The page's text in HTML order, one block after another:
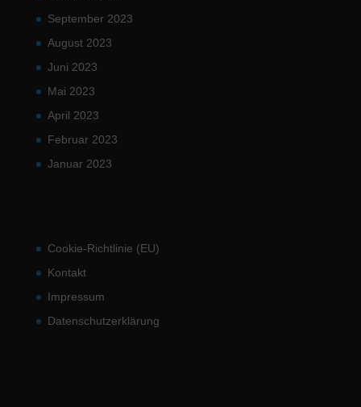
September 2023
August 2023
Juni 2023
Mai 2023
April 2023
Februar 2023
Januar 2023
Cookie-Richtlinie (EU)
Kontakt
Impressum
Datenschutzerklärung